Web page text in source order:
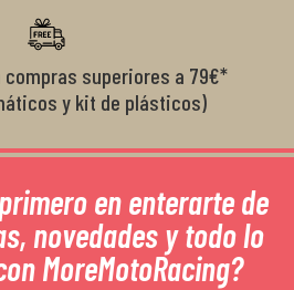
compras superiores a 79€*
y kit de plásticos)
en enterarte de
novedades y todo lo
MoreMotoRacing?